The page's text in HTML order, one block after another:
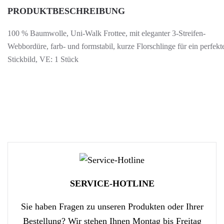
PRODUKTBESCHREIBUNG
100 % Baumwolle, Uni-Walk Frottee, mit eleganter 3-Streifen-
Webbordüre, farb- und formstabil, kurze Florschlinge für ein
Stickbild, VE: 1 Stück
SERVICE-HOTLINE
Sie haben Fragen zu unseren Produkten oder Ihrer
Bestellung? Wir stehen Ihnen Montag bis Freitag